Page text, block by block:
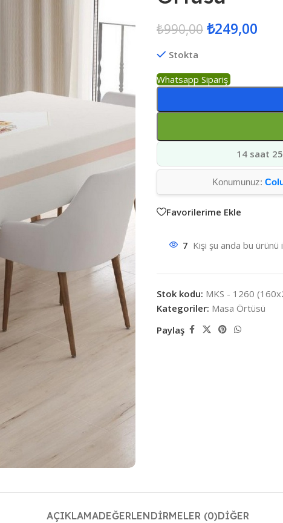
₺990,00 ₺249,00
Stokta
Whatsapp Sipariş
14 saat
Konumunuz:
Favorilerime Ekle
7 Kişi şu anda bu ürünü
Stok kodu: MKS - 1260
Kategoriler: Masa Örtüsü
Paylaş
AÇIKLAMADEĞERLENDIRMELER (0)DIĞER